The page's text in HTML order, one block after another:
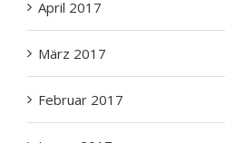
März 2017
Februar 2017
Januar 2017